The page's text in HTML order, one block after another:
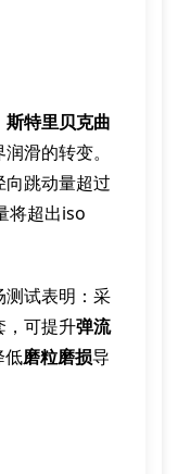
斯特里贝克曲
滑的转变。
跳动量超过
将超出iso
测试表明：采
，可提升弹流
低磨粒磨损导